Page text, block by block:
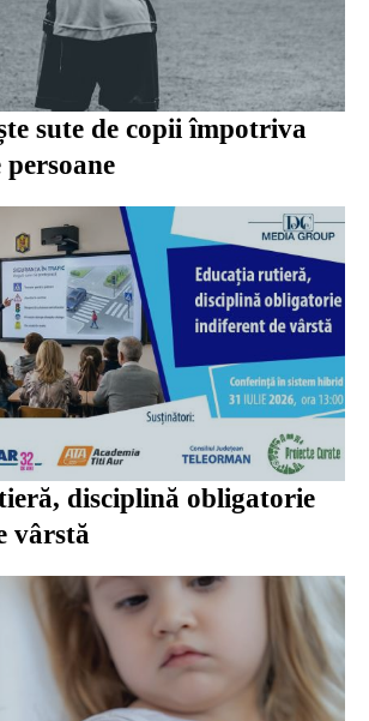
sute de copii împotriva
disciplină obligatorie
vârstă